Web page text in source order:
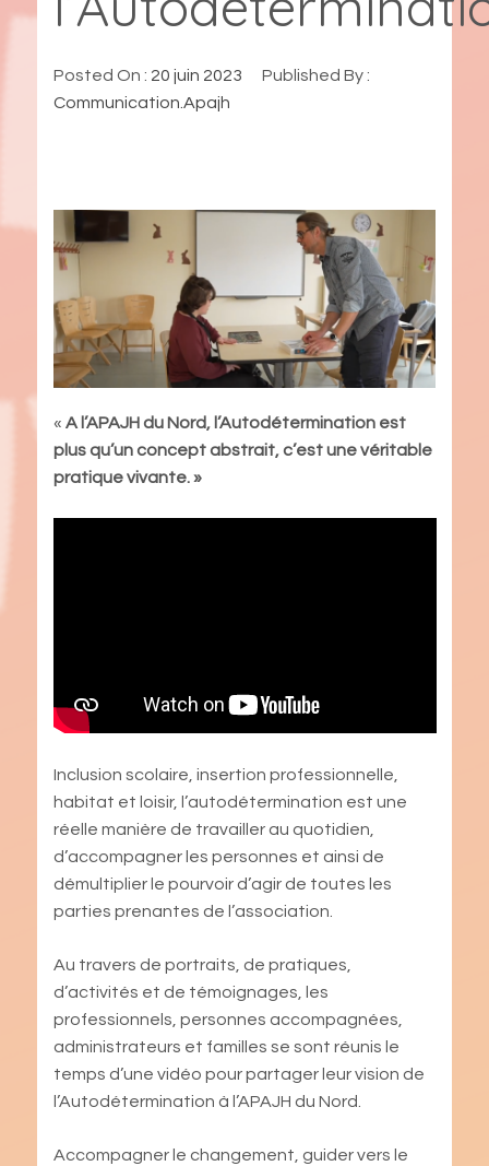
Posted On : 20 juin 2023
Published By :
Communication.Apajh
« A l’APAJH du Nord, l’Autodétermination est
plus qu’un concept abstrait, c’est une véritable
pratique vivante. »
Inclusion scolaire, insertion professionnelle,
habitat et loisir, l’autodétermination est une
réelle manière de travailler au quotidien,
d’accompagner les personnes et ainsi de
démultiplier le pourvoir d’agir de toutes les
parties prenantes de l’association.
Au travers de portraits, de pratiques,
d’activités et de témoignages, les
professionnels, personnes accompagnées,
administrateurs et familles se sont réunis le
temps d’une vidéo pour partager leur vision de
l’Autodétermination à l’APAJH du Nord.
Accompagner le changement, guider vers le